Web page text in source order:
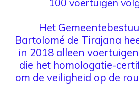
100 voertuigen
Het
Bartolomé de Tirajana
in 2018 alleen
die het homologatie-
om de veiligheid op de